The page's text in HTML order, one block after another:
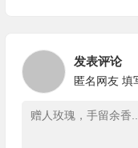
发表评论
匿名网友 填